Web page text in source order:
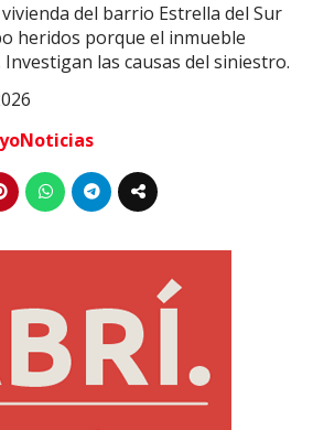
del barrio Estrella del Sur
heridos porque el inmueble
las causas del siniestro.